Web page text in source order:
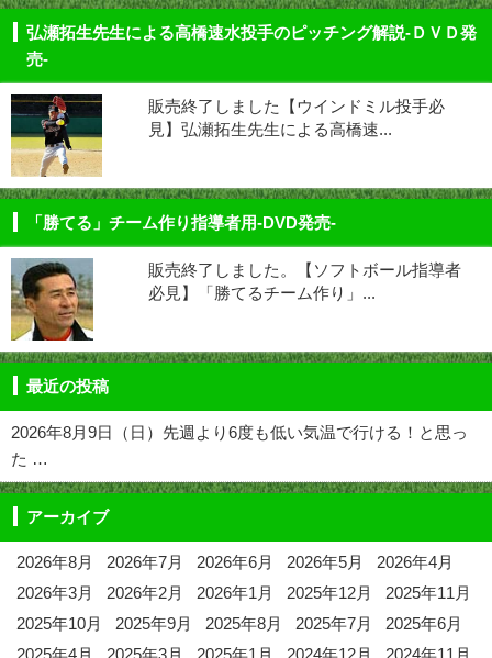
弘瀬拓生先生による高橋速水投手のピッチング解説-ＤＶＤ発
売-
販売終了しました【ウインドミル投手必
見】弘瀬拓生先生による高橋速...
「勝てる」チーム作り指導者用-DVD発売-
販売終了しました。【ソフトボール指導者
必見】「勝てるチーム作り」...
最近の投稿
2026年8月9日（日）先週より6度も低い気温で行ける！と思っ
た …
アーカイブ
2026年8月 2026年7月 2026年6月 2026年5月
2026年4月
2026年3月
2026年2月 2026年1月 2025年12月
2025年11月
2025年10月
2025年9月 2025年8月 2025年7月
2025年6月